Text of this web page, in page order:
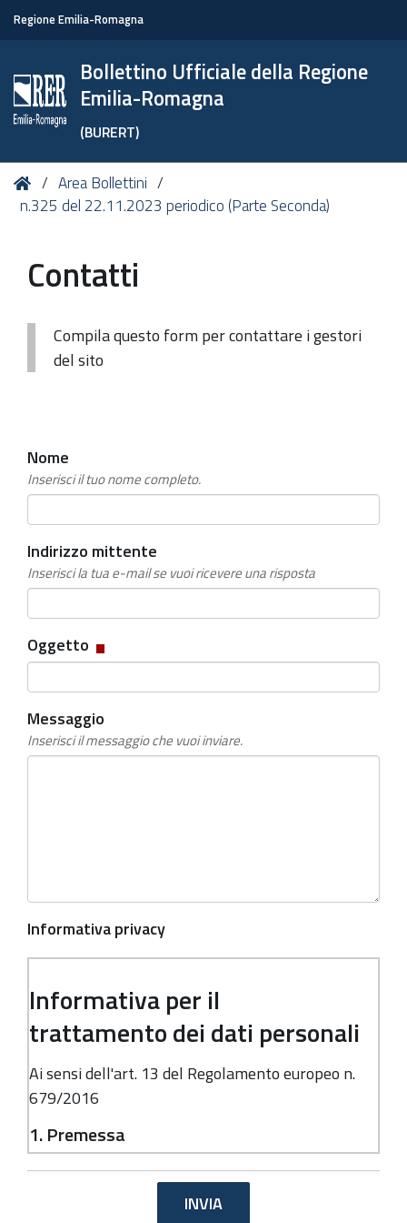
Regione Emilia-Romagna
Bollettino Ufficiale della Regione
Emilia-Romagna
(BURERT)
Tu
sei
HomeArea Bollettini
n.325 del 22.11.2023 periodico (Parte Seconda)
Contatti
Compila questo form per contattare i gestori
del sito
Nome
Inserisci il tuo nome completo.
Indirizzo mittente
Inserisci la tua e-mail se vuoi ricevere una risposta
Oggetto Campo
obbligatorio
Messaggio
Inserisci il messaggio che vuoi inviare.
Informativa privacy
Informativa per il
trattamento dei dati personali
Ai sensi dell'art. 13 del Regolamento europeo n.
679/2016
1. Premessa
Ai sensi dell'art. 13 del Regolamento europeo n.
679/2016, la Giunta della Regione Emilia-